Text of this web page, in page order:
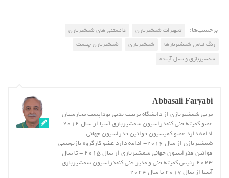
برچسب‌ها: تجهیزات شمشیربازی
دانستنی های شمشیربازی
رنگ لباس شمشیربازها
شمشیربازی
شمشیربازی چیست
شمشیربازی و نسل آینده
Abbasali Faryabi
مربی شمشیربازی از دانشگاه تربیت بدنی بوداپست مجارستان
عضو کمیته فنی کنفدراسیون شمشیربازی آسیا از سال 2012-
ادامه دارد عضو کمیسیون قوانین فدراسیون جهانی
شمشیربازی از سال 2016- ادامه دارد عضو کارگروه بازنویسی
قوانین فدراسیون جهانی شمشیربازی از سال 2015 - تا سال
2023 رئیس کمیته فنی و مدیر فنی کنفدراسیون شمشیربازی
آسیا از سال 2017 تا سال 2024